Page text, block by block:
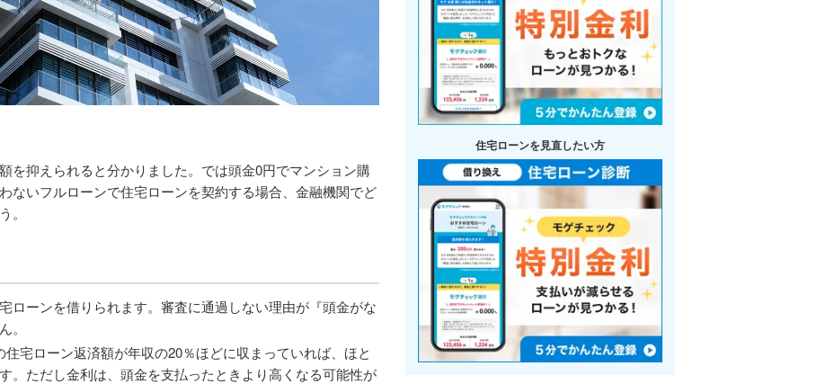
を抑えられると分かりました。では頭金0円でマンション購
ないフルローンで住宅ローンを契約する場合、金融機関でど
。
ローンを借りられます。審査に通過しない理由が『頭金がな
。
宅ローン返済額が年収の20％ほどに収まっていれば、ほと
。ただし金利は、頭金を支払ったときより高くなる可能性が
住宅ローンを見直したい方